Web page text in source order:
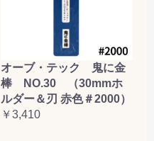
オーブ・テック 鬼に金
棒 NO.30 （30mmホ
ルダー＆刃 赤色＃2000）
￥3,410